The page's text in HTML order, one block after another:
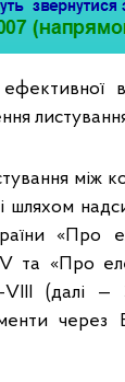
між
шляхом
«Про
та «Про
VIІІ (далі
через